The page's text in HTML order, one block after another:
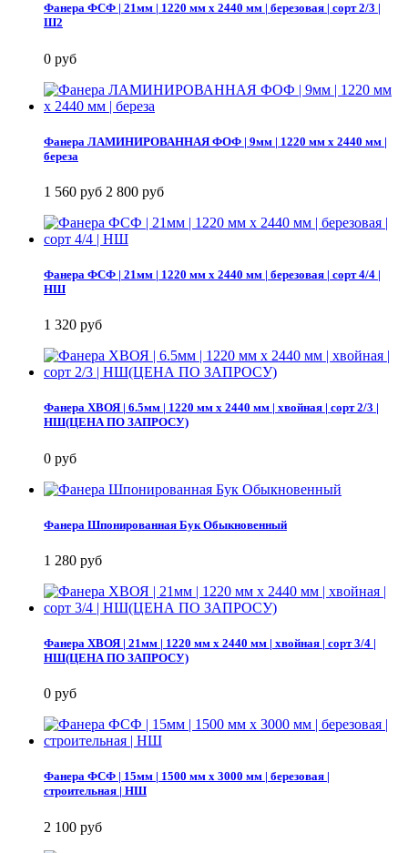
Фанера ФСФ | 21мм | 1220 мм х 2440 мм | березовая | сорт 2/3 |
Ш2
0 руб
Фанера ЛАМИНИРОВАННАЯ ФОФ | 9мм | 1220 мм х 2440 мм |
береза
1 560 руб 2 800 руб
Фанера ФСФ | 21мм | 1220 мм х 2440 мм | березовая | сорт 4/4 |
НШ
1 320 руб
Фанера ХВОЯ | 6.5мм | 1220 мм х 2440 мм | хвойная | сорт 2/3 |
НШ(ЦЕНА ПО ЗАПРОСУ)
0 руб
Фанера Шпонированная Бук Обыкновенный
1 280 руб
Фанера ХВОЯ | 21мм | 1220 мм х 2440 мм | хвойная | сорт 3/4 |
НШ(ЦЕНА ПО ЗАПРОСУ)
0 руб
Фанера ФСФ | 15мм | 1500 мм х 3000 мм | березовая |
строительная | НШ
2 100 руб